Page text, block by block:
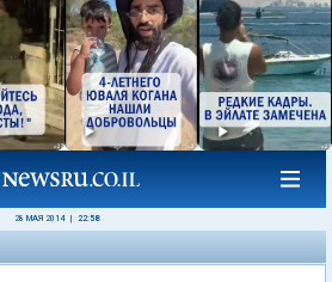
28 МАЯ 2014 22:58